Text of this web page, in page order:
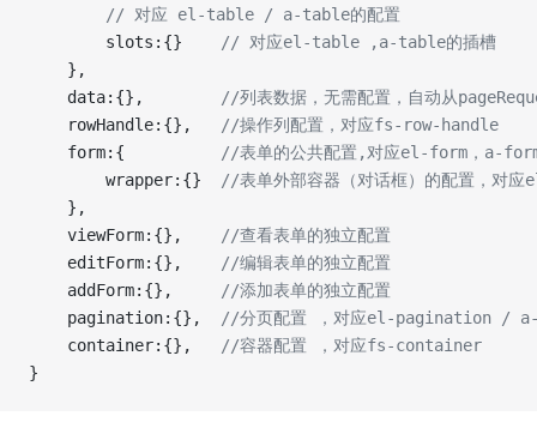
        // 对应 el-table / a-table的配置
        slots:{}
// 对应el-table ,a-table的插槽
    },
    data:{},
//列表数据，无需配置，自动从
    rowHandle:{},
//操作列配置，对应fs-row-handle
    form:{
//表单的公共配置,对应el-form，a-
        wrapper:{}
//表单外部容器（对话框）的配置，
    },
    viewForm:{},
//查看表单的独立配置
    editForm:{},
//编辑表单的独立配置
    addForm:{},
//添加表单的独立配置
    pagination:{},
//分页配置 ，对应el-pagination /
    container:{},
//容器配置 ，对应fs-container
}